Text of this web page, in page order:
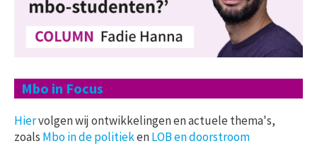
Mbo in Focus
Hiervolgen wij ontwikkelingen en actuele thema's,
zoals Mbo in de politiekenLOB en doorstroom